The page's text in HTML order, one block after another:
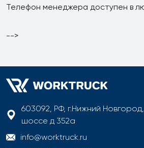
Телефон менеджера доступен в
-->
603092, РФ, г.Нижний
шоссе д 352а
info@worktruck.ru